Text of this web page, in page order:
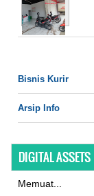
Bisnis Kurir
Arsip Info
DIGITAL ASSETS
Memuat...